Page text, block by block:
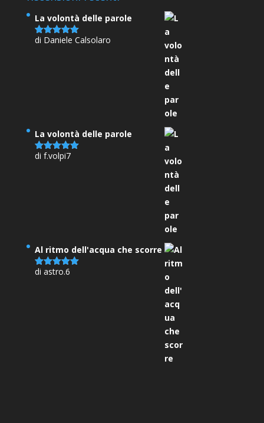
La volontà delle parole
Valutato 5
di Daniele Calsolaro
La volontà delle parole
Valutato 5
di f.volpi7
Al ritmo dell'acqua che scorre
Valutato5
di astro.6